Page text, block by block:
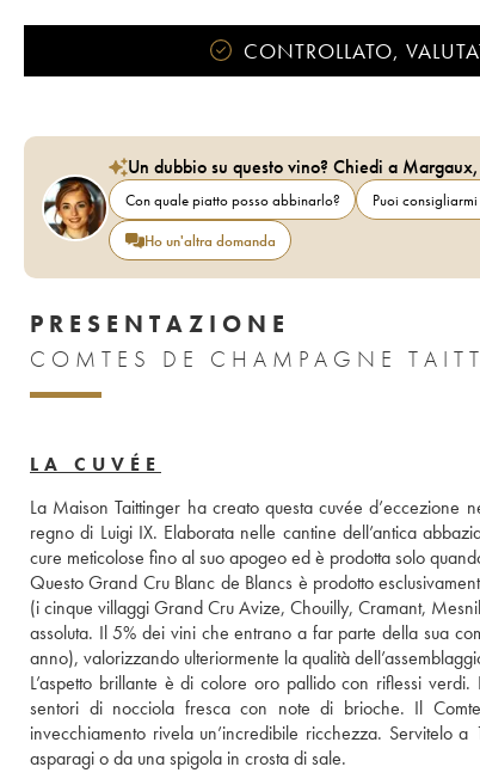
CONTROLLATO,
Un dubbio su questo vino? Chiedi a
Con quale piatto posso abbinarlo? Puoi
Ho un'altra domanda
PRESENTAZIONE
COMTES DE CHAMPAGNE
LA CUVÉE
La Maison Taittinger ha creato questa cuvée
regno di Luigi IX. Elaborata nelle cantine dell’antica
cure meticolose fino al suo apogeo ed è prodotta solo
Questo Grand Cru Blanc de Blancs è prodotto
(i cinque villaggi Grand Cru Avize, Chouilly, Cramant,
assoluta. Il 5% dei vini che entrano a far parte della sua
anno), valorizzando ulteriormente la qualità
L’aspetto brillante è di colore oro pallido con riflessi
sentori di nocciola fresca con note di brioche. Il
invecchiamento rivela un’incredibile ricchezza. Servitelo
asparagi o da una spigola in crosta di sale.